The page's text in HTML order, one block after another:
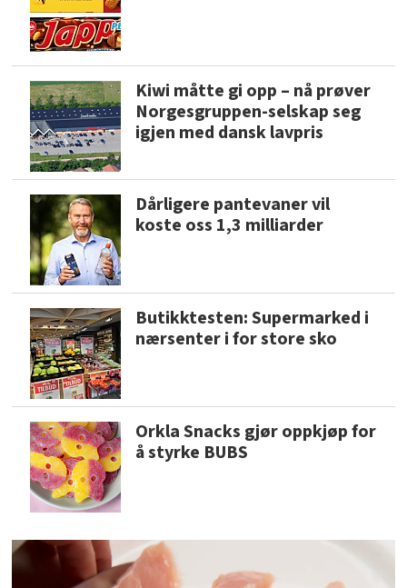
Kiwi måtte gi opp – nå prøver
Norgesgruppen-selskap seg
igjen med dansk lavpris
Dårligere pantevaner vil
koste oss 1,3 milliarder
Butikktesten: Supermarked i
nærsenter i for store sko
Orkla Snacks gjør oppkjøp for
å styrke BUBS